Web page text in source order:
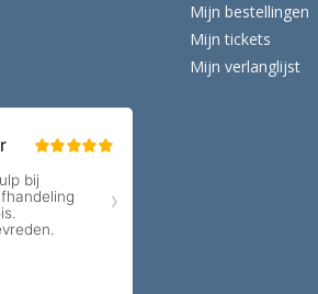
Mijn bestellingen
Mijn tickets
Mijn verlanglijst